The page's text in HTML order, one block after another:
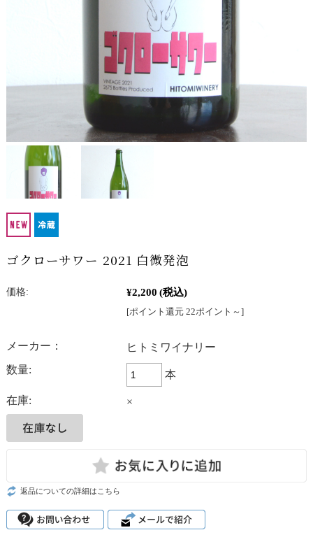
ゴクローサワー 2021 白微発泡
価格: ¥2,200 (税込)
[ポイント還元 22ポイント～]
メーカー：
ヒトミワイナリー
数量:
本
在庫: ×
返品についての詳細はこちら